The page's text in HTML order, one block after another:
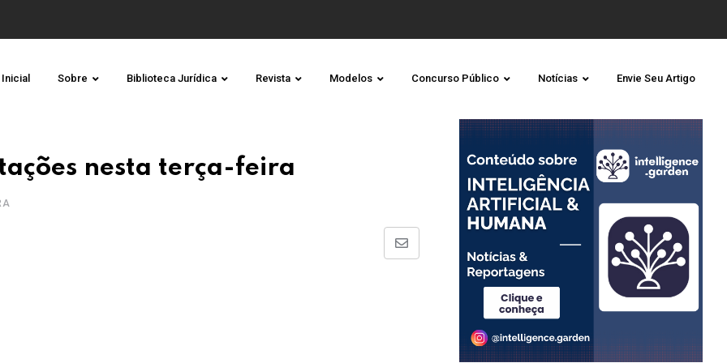
Sobre Biblioteca Jurídica Revista Modelos Concurso Público Notícias Envie Seu Artigo
nesta terça-feira
Share